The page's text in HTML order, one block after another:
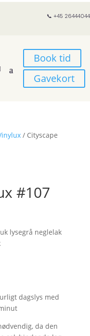
📞 +45 26444044
Book tid
Gavekort
/ Cityscape
#107
lysegrå neglelak
dagslys med
da den